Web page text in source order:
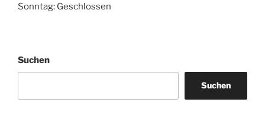
Sonntag: Geschlossen
Suchen
Suchen